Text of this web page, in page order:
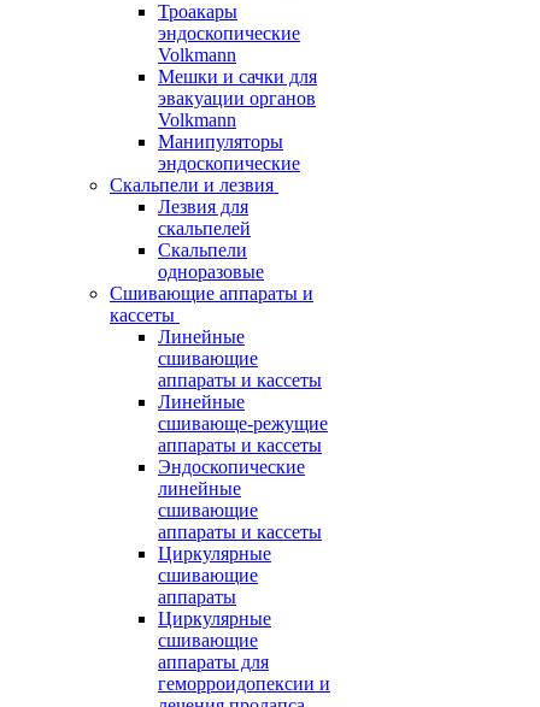
Троакары
эндоскопические
Volkmann
Мешки и сачки для
эвакуации органов
Volkmann
Манипуляторы
эндоскопические
Скальпели и лезвия
Лезвия для
скальпелей
Скальпели
одноразовые
Сшивающие аппараты и
кассеты
Линейные
сшивающие
аппараты и кассеты
Линейные
сшивающе-режущие
аппараты и кассеты
Эндоскопические
линейные
сшивающие
аппараты и кассеты
Циркулярные
сшивающие
аппараты
Циркулярные
сшивающие
аппараты для
геморроидопексии и